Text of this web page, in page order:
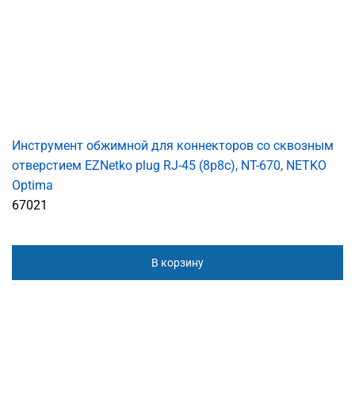
Инструмент обжимной для коннекторов со сквозным
отверстием EZNetko plug RJ-45 (8p8c), NT-670, NETKO
Optima
67021
В корзину